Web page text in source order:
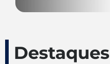
Destaques